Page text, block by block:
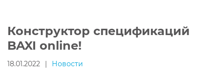
Конструктор спецификаций
BAXI online!
18.01.2022 | Новости